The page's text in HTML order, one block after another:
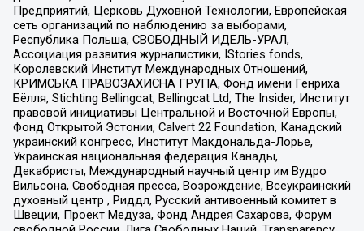
Предприятий, Церковь Духовной Технологии, Европейская
сеть организаций по наблюдению за выборами,
Республика Польша, СВОБОДНЫЙ ИДЕЛЬ-УРАЛ,
Ассоциация развития журналистики, IStories fonds,
Королевский Институт Международных Отношений,
КРИМСЬКА ПРАВОЗАХИСНА ГРУПА, Фонд имени Генриха
Бёлля, Stichting Bellingcat, Bellingcat Ltd, The Insider, Институт
правовой инициативы Центральной и Восточной Европы,
Фонд Открытой Эстонии, Calvert 22 Foundation, Канадский
украинский конгресс, Институт Макдональда-Лорье,
Украинская национальная федерация Канады,
Декабристы, Международный научный центр им Вудро
Вильсона, Свободная пресса, Возрождение, Всеукраинский
духовный центр , Риддл, Русский антивоенный комитет в
Швеции, Проект Медуза, Фонд Андрея Сахарова, Форум